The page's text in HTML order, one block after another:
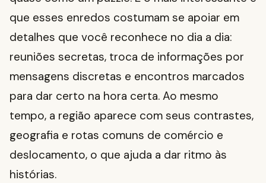
que esses enredos costumam se apoiar em
detalhes que você reconhece no dia a dia:
reuniões secretas, troca de informações por
mensagens discretas e encontros marcados
para dar certo na hora certa. Ao mesmo
tempo, a região aparece com seus contrastes,
geografia e rotas comuns de comércio e
deslocamento, o que ajuda a dar ritmo às
histórias.